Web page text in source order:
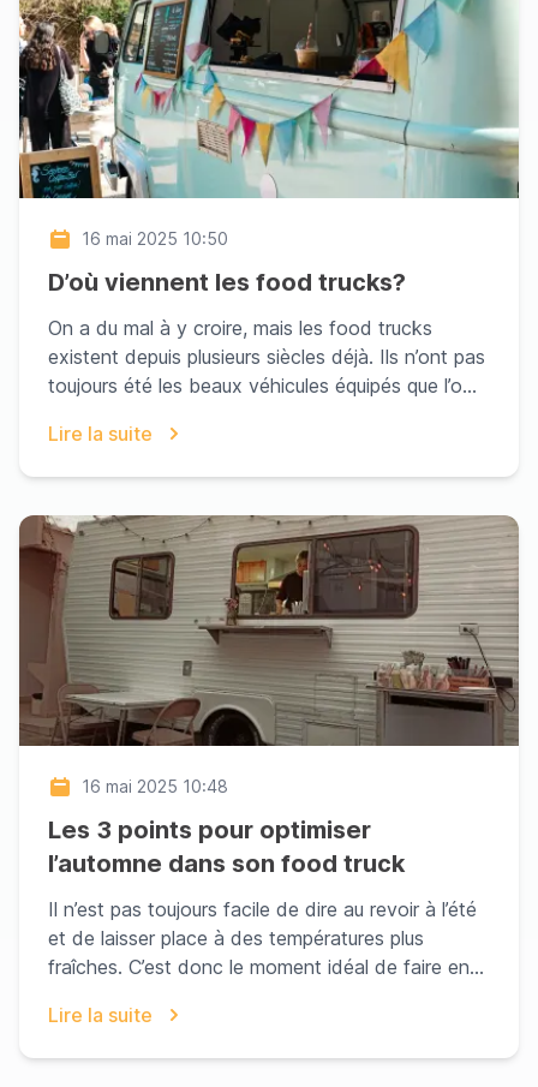
16 mai 2025 10:50
D’où viennent les food trucks?
On a du mal à y croire, mais les food trucks
existent depuis plusieurs siècles déjà. Ils n’ont pas
toujours été les beaux véhicules équipés que l’o...
Lire la suite
16 mai 2025 10:48
Les 3 points pour optimiser
l’automne dans son food truck
Il n’est pas toujours facile de dire au revoir à l’été
et de laisser place à des températures plus
fraîches. C’est donc le moment idéal de faire en...
Lire la suite